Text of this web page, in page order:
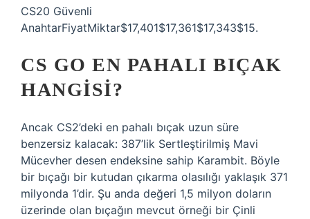
CS20 Güvenli
AnahtarFiyatMiktar$17,401$17,361$17,343$15.
CS GO EN PAHALI BIÇAK
HANGISI?
Ancak CS2’deki en pahalı bıçak uzun süre
benzersiz kalacak: 387’lik Sertleştirilmiş Mavi
Mücevher desen endeksine sahip Karambit. Böyle
bir bıçağı bir kutudan çıkarma olasılığı yaklaşık 371
milyonda 1’dir. Şu anda değeri 1,5 milyon doların
üzerinde olan bıçağın mevcut örneği bir Çinli